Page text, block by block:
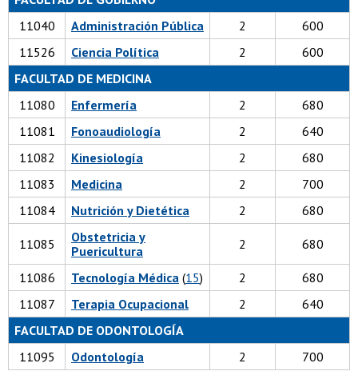
11040
Administración Pública 2
600
11526
Ciencia Política 2
600
FACULTAD DE MEDICINA
11080
Enfermería 2
680
11081
Fonoaudiología 2
640
11082
Kinesiología 2
680
11083
Medicina 2
700
11084
Nutrición y Dietética 2 680
11085
Obstetricia y
Puericultura
2 680
11086 Tecnología Médica (15) 2
680
11087
Terapia Ocupacional 2
640
FACULTAD DE ODONTOLOGÍA
11095
Odontología 2 700